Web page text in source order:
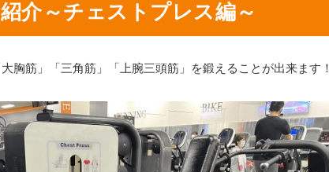
介～チェストプレス編～
胸筋」「三角筋」「上腕三頭筋」を鍛えることが出来ます！